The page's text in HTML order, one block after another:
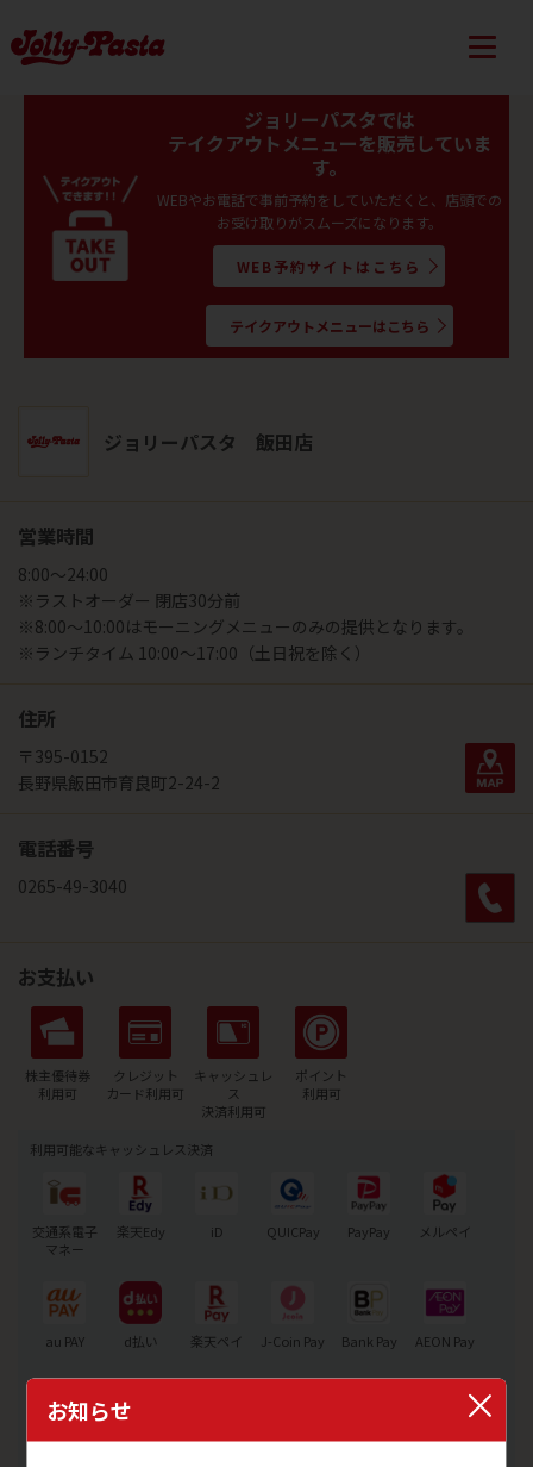
ジョリーパスタでは
テイクアウトメニューを販売していま
す。
WEBやお電話で事前予約をしていただくと、店頭での
お受け取りがスムーズになります。
WEB予約サイトはこちら
テイクアウトメニューはこちら
ジョリーパスタ 飯田店
営業時間
8:00～24:00
※ラストオーダー 閉店30分前
※8:00～10:00はモーニングメニューのみの提供となります。
※ランチタイム 10:00～17:00（土日祝を除く）
住所
〒395-0152
長野県飯田市育良町2-24-2
電話番号
0265-49-3040
お支払い
株主優待券
利用可
クレジット
カード利用可
キャッシュレ
ス
決済利用可
ポイント
利用可
利用可能なキャッシュレス決済
交通系電子
マネー
楽天Edy iD QUICPay PayPay メルペイ
au PAY d払い 楽天ペイ J-Coin Pay Bank Pay AEON Pay
お知らせ